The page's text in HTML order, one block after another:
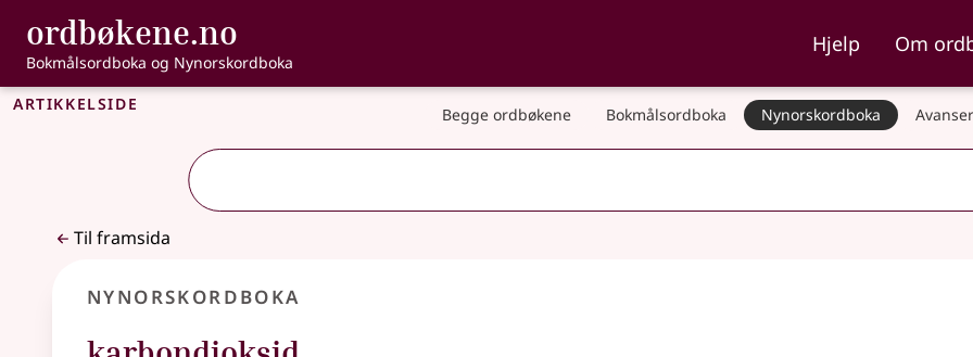
Gå til hovudinnhald
Tilgjenge
ordbøkene.no , Bokmålsordboka og Nynorskordboka
Bokmålsordboka og Nynorskordboka
Hjelp Om
Artikkelside Begge ordbøkene Bokmålsordboka Nynorskordboka
Til framsida
Nynorskordboka